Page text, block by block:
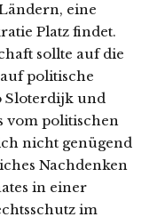
eine
Platz findet.
sollte auf die
politische
Sloterdijk und
vom politischen
nicht genügend
Nachdenken
in einer
im